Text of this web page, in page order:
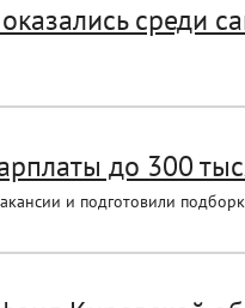
среди
до 300
и подготовили